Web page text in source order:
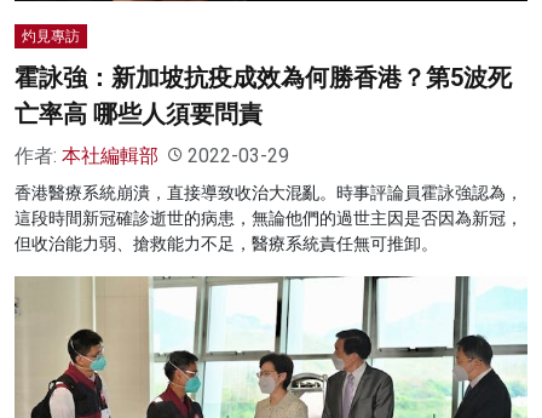
灼見專訪
霍詠強：新加坡抗疫成效為何勝香港？第5波死
亡率高 哪些人須要問責
作者: 本社編輯部 2022-03-29
香港醫療系統崩潰，直接導致收治大混亂。時事評論員霍詠強認為，
這段時間新冠確診逝世的病患，無論他們的過世主因是否因為新冠，
但收治能力弱、搶救能力不足，醫療系統責任無可推卸。